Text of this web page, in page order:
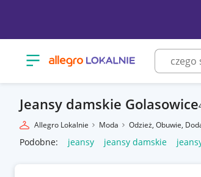
Otwórz menu z kategoriami
Jeansy damskie Golasowice
Allegro Lokalnie Moda Odzież, Obuwie,
Podobne: jeansy jeansy damskie